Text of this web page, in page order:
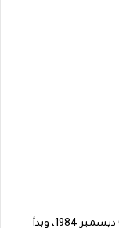
معتصم النهار هو ممثل سوري شهير، وُلد في 6 ديسمبر 1984، وبدأ